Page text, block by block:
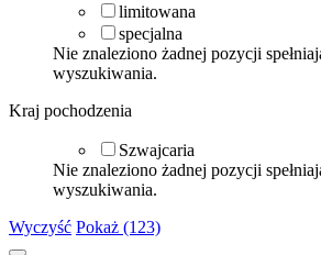
limitowana
specjalna
Nie znaleziono żadnej pozycji
wyszukiwania.
Kraj pochodzenia
Szwajcaria
Nie znaleziono żadnej pozycji
wyszukiwania.
Wyczyść Pokaż (123)